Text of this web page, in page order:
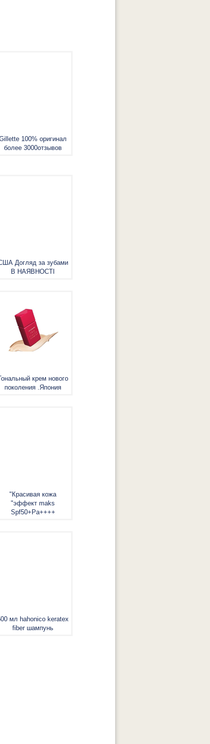
100% оригинал
более 3000отзывов
Догляд за зубами
В НАЯВНОСТІ
крем нового
поколения .Япония
"Красивая кожа
"эффект maks
Spf50+Pa++++
мл hahonico keratex
fiber шампунь